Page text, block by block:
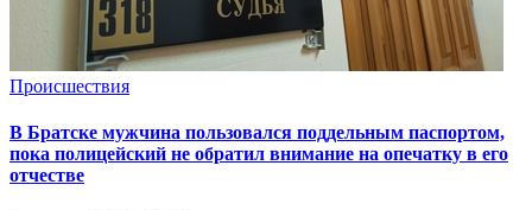
Происшествия
В Братске мужчина пользовался поддельным паспортом,
пока полицейский не обратил внимание на опечатку в его
отчестве